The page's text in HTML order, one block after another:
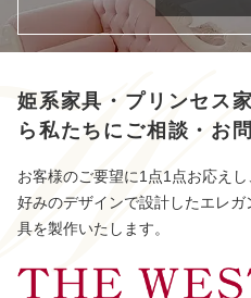
姫系家具・プリンセス
ら 私たちにご相談・お
お客様のご要望に1点1点お応え
好みのデザインで設計したエレ
具を製作いたします。